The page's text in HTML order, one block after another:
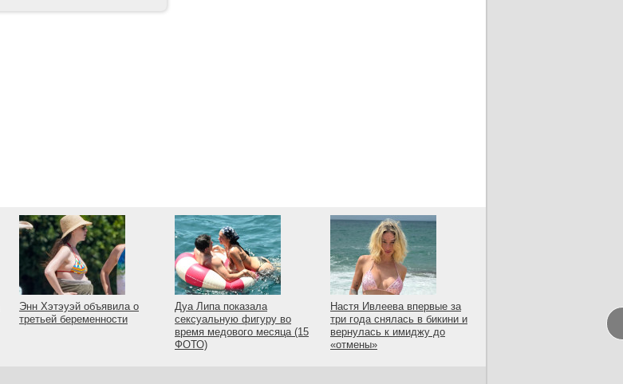
Энн Хэтэуэй объявила о
третьей беременности
Дуа Липа показала
сексуальную фигуру во
время медового месяца (15
ФОТО)
Настя Ивлеева впервые за
три года снялась в бикини и
вернулась к имиджу до
«отмены»